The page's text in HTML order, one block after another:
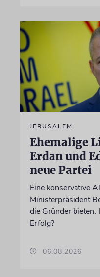
JERUSALEM
Ehemalige
Erdan und
neue Partei
Eine konservative
Ministerpräsident
die Gründer bieten.
Erfolg?
06.08.2026